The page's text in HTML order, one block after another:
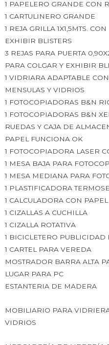
1 PAPELERO GRANDE CON
1 CARTULINERO GRANDE
1 REJA GRILLA 1X1,5MTS.
EXHIBIR BLISTERS
3 REJAS PARA PUERTA
PARA COLGAR Y EXHIBIR
1 VIDRIARA ADAPTABLE
MENSULAS Y VIDRIOS
1 FOTOCOPIADORAS B&N
1 FOTOCOPIADORAS B&N
RUEDAS Y CAJA DE
PAPEL FUNCIONA OK
1 FOTOCOPIADORA LASER
1 MESA BAJA PARA
1 MESA MEDIANA PARA
1 PLASTIFICADORA
1 CALCULADORA CON
1 CIZALLAS A CUCHILLA
1 CIZALLA ROTATIVA
1 BICICLETERO PUBLICIDAD
1 CARTEL PARA VEREDA
MOSTRADOR BARRA ALTA
LUGAR PARA PC
ESTANTERIA DE MADERA
MOBILIARIO PARA
VIDRIOS